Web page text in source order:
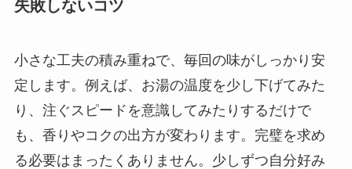
失敗しないコツ
小さな工夫の積み重ねで、毎回の味がしっかり安
定します。例えば、お湯の温度を少し下げてみた
り、注ぐスピードを意識してみたりするだけで
も、香りやコクの出方が変わります。完璧を求め
る必要はまったくありません。少しずつ自分好み